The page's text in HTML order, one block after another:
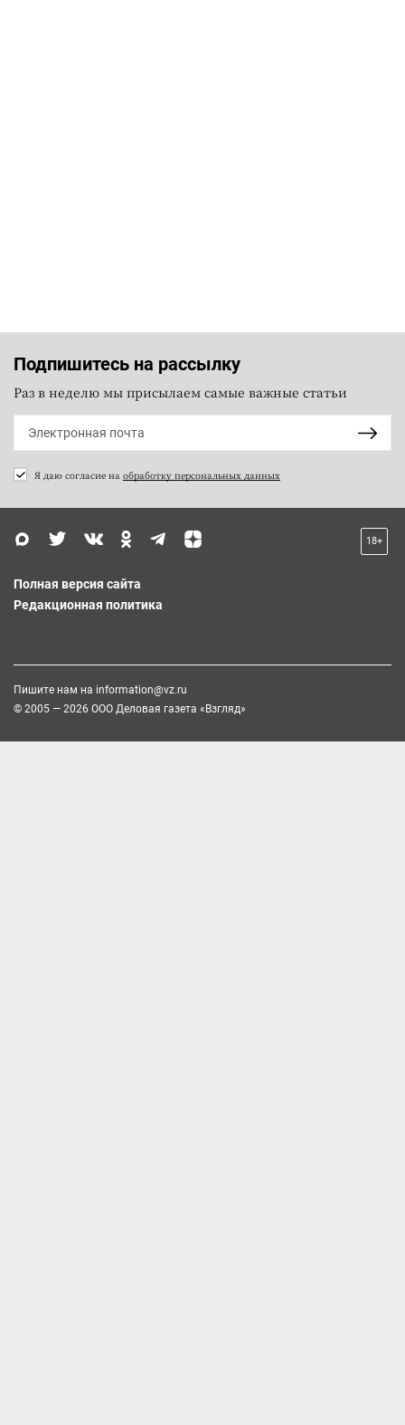
Подпишитесь на рассылку
Раз в неделю мы присылаем самые важные статьи
Я даю согласие на обработку персональных данных
18+
Полная версия сайта
Редакционная политика
Пишите нам на information@vz.ru
© 2005 — 2026 ООО Деловая газета «Взгляд»